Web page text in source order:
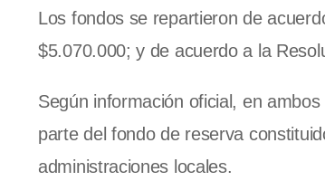
Los fondos se repartieron de
$5.070.000; y de acuerdo a la
Según información oficial, en
parte del fondo de reserva
administraciones locales.